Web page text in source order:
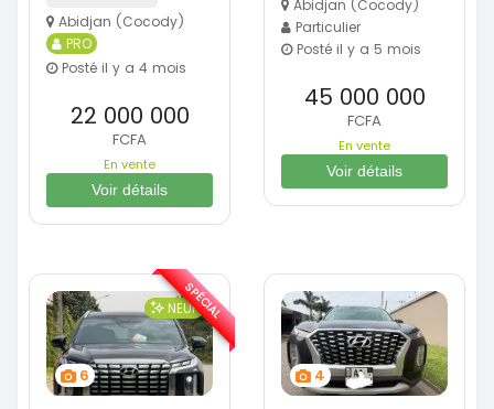
Abidjan (Cocody)
PRO
Posté il y a 4 mois
22 000 000
FCFA
En vente
Voir détails
Abidjan (Cocody)
Particulier
Posté il y a 5 mois
45 000 000
FCFA
En vente
Voir détails
6
NEUFSPÉCIAL
4